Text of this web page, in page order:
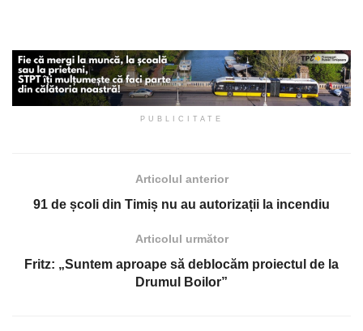
PUBLICITATE
Articolul anterior
91 de școli din Timiș nu au autorizații la incendiu
Articolul următor
Fritz: „Suntem aproape să deblocăm proiectul de la
Drumul Boilor”